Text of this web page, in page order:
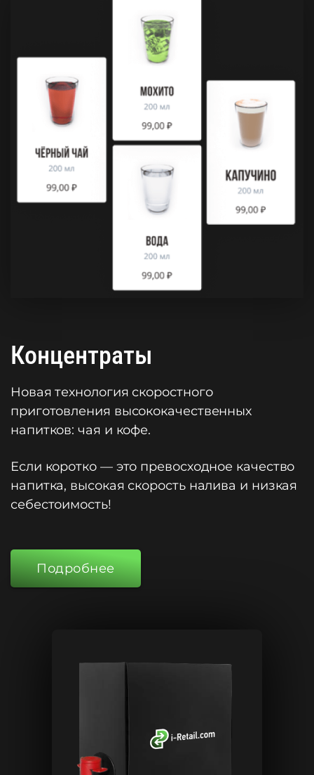
Концентраты
Новая технология скоростного
приготовления высококачественных
напитков: чая и кофе.
Если коротко — это превосходное качество
напитка, высокая скорость налива и низкая
себестоимость!
Подробнее